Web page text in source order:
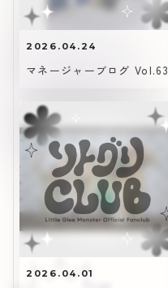
2026.04.24
マネージャーブログ Vol.63
2026.04.01